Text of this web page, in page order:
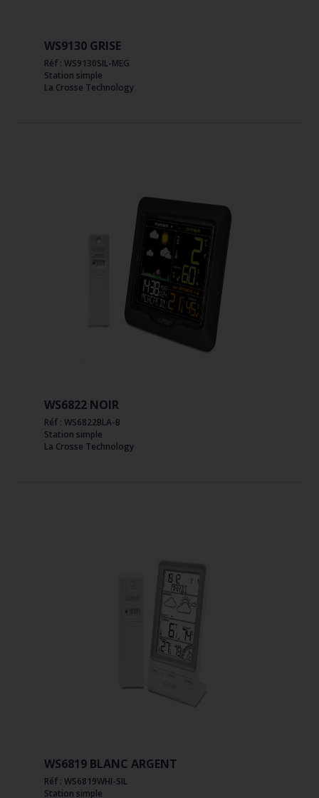
WS9130 GRISE
Réf : WS9130SIL-MEG
Station simple
La Crosse Technology
WS6822 NOIR
Réf : WS6822BLA-B
Station simple
La Crosse Technology
WS6819 BLANC ARGENT
Réf : WS6819WHI-SIL
Station simple